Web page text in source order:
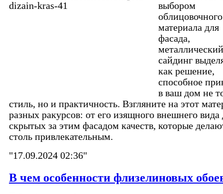
выбором
облицовочного
материала для
фасада,
металлический
сайдинг
как решение,
способное
в ваш дом не
стиль, но и практичность. Взгляните на этот
разных ракурсов: от его изящного внешнего вида
скрытых за этим фасадом качеств, которые
столь привлекательным.
"17.09.2024 02:36"
В чем особенности флизелиновых